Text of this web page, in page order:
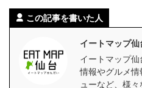
この記事を書いた人
イートマップ仙
イートマップ
情報やグルメ
ューなど、様